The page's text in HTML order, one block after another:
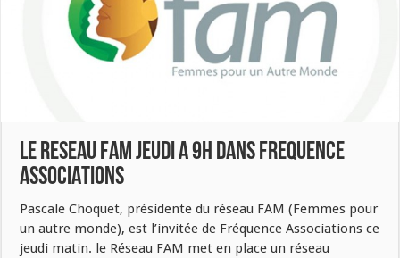
LE RESEAU FAM JEUDI A 9H DANS FREQUENCE
ASSOCIATIONS
Pascale Choquet, présidente du réseau FAM (Femmes pour
un autre monde), est l’invitée de Fréquence Associations ce
jeudi matin. le Réseau FAM met en place un réseau